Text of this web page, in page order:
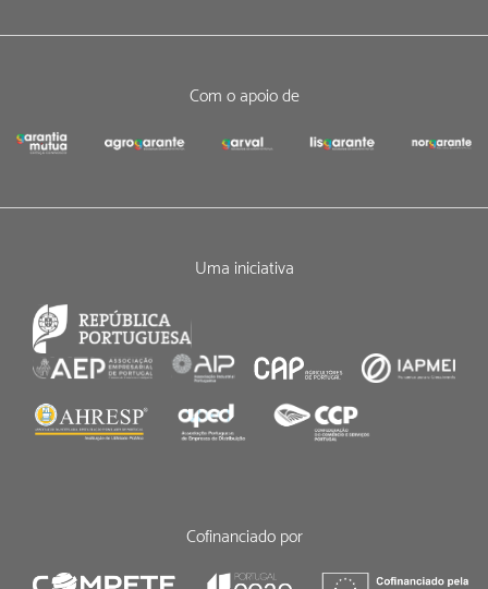
Com o apoio de
Uma iniciativa
Cofinanciado por